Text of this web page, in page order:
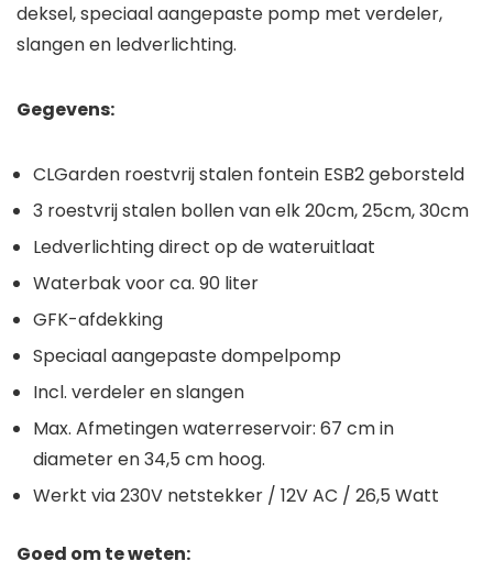
deksel, speciaal aangepaste pomp met verdeler,
slangen en ledverlichting.
Gegevens:
CLGarden roestvrij stalen fontein ESB2 geborsteld
3 roestvrij stalen bollen van elk 20cm, 25cm, 30cm
Ledverlichting direct op de wateruitlaat
Waterbak voor ca. 90 liter
GFK-afdekking
Speciaal aangepaste dompelpomp
Incl. verdeler en slangen
Max. Afmetingen waterreservoir: 67 cm in
diameter en 34,5 cm hoog.
Werkt via 230V netstekker / 12V AC / 26,5 Watt
Goed om te weten: